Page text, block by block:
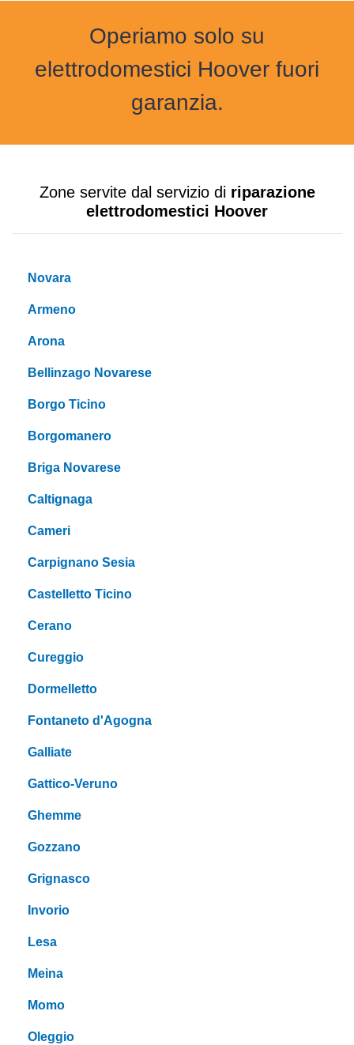
Operiamo solo su
elettrodomestici Hoover fuori
garanzia.
Zone servite dal servizio di riparazione
elettrodomestici Hoover
Novara
Armeno
Arona
Bellinzago Novarese
Borgo Ticino
Borgomanero
Briga Novarese
Caltignaga
Cameri
Carpignano Sesia
Castelletto Ticino
Cerano
Cureggio
Dormelletto
Fontaneto d'Agogna
Galliate
Gattico-Veruno
Ghemme
Gozzano
Grignasco
Invorio
Lesa
Meina
Momo
Oleggio